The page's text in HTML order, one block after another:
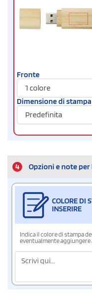
Fronte
Dimensione di stampa
4 Opzioni e note per
COLORE DI
INSERIRE
Indica il colore di stampa
eventualmente aggiungere